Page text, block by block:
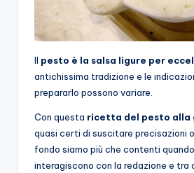
Il pesto è la salsa ligure per
antichissima tradizione e le
prepararlo possono variare.
Con questa ricetta del pesto alla
quasi certi di suscitare precisazioni
fondo siamo più che contenti
interagiscono con la redazione e tra